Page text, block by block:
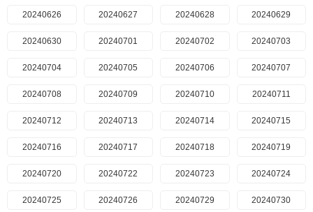
20240626 20240627 20240628 20240629
20240630 20240701 20240702 20240703
20240704 20240705 20240706 20240707
20240708 20240709 20240710 20240711
20240712 20240713 20240714 20240715
20240716 20240717 20240718 20240719
20240720 20240722 20240723 20240724
20240725 20240726 20240729 20240730